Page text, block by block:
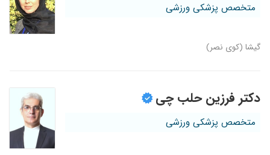
متخصص پزشکی ورزشی
گیشا (کوی نصر)
دکتر فرزین حلب چی
متخصص پزشکی ورزشی